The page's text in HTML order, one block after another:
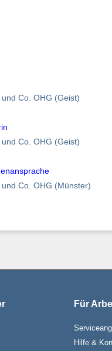
Co. OHG (Geist)
Co. OHG (Geist)
Co. OHG (Münster)
Für
Hilfe &